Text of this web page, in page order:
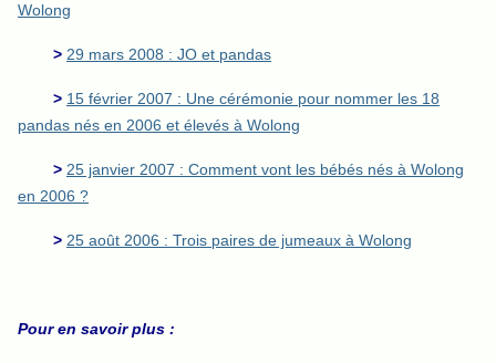
Wolong
> 29 mars 2008 : JO et pandas
> 15 février 2007 : Une cérémonie pour nommer les 18
pandas nés en 2006 et élevés à Wolong
> 25 janvier 2007 : Comment vont les bébés nés à Wolong
en 2006 ?
> 25 août 2006 : Trois paires de jumeaux à Wolong
Pour en savoir plus :